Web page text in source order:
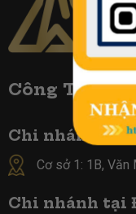
Công TY
Chi nhánh tại
Cơ sở 1: 1B,
Chi nhánh tại